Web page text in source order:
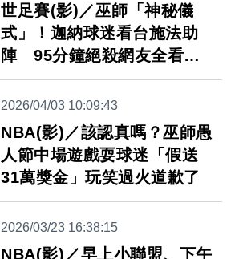
世足賽(影)／巫師「神秘儀
式」！迦納球迷看台施法助
陣 95分鐘絕殺網友全看傻
眼
2026/04/03 10:09:43
NBA(影)／該認真嗎？巫師愚
人節中場遊戲耍球迷「假送
31萬獎金」玩笑過火道歉了
2026/03/23 16:38:15
NBA(影)／早上小聯盟、下午